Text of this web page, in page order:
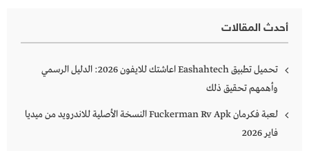
أحدث المقالات
تحميل تطبيق Eashahtech اعاشتك للايفون 2026: الدليل الرسمي
وأهمهم تحقيق ذلك
لعبة فكرمان Fuckerman Rv Apk النسخة الأصلية للاندرويد من ميديا
فاير 2026